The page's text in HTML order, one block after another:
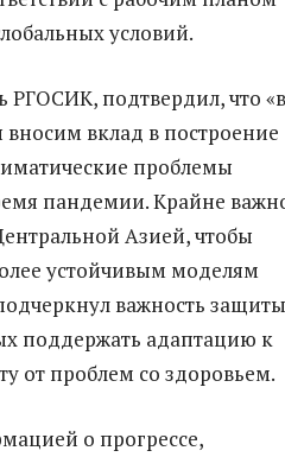
условий.
РГОСИК, подтвердил, что «в
вклад в построение
проблемы
пандемии. Крайне
Азией, чтобы
устойчивым моделям
важность защиты
поддержать адаптацию к
от проблем со здоровьем.
о прогрессе,